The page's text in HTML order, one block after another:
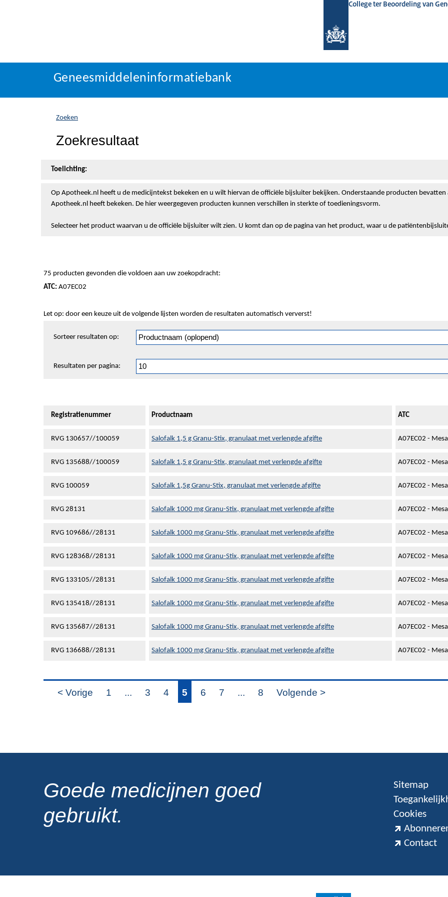
College ter Beoordeling van
Geneesmiddeleninformatiebank
U
zich
hier:
Geneesmiddeleninformatiebank
Zoeken
Zoekresultaat
Toelichting:
Op Apotheek.nl heeft u de medicijntekst bekeken en u wilt hiervan de officiële bijsluiter bekijken. Onderstaande producten
Apotheek.nl heeft bekeken. De hier weergegeven producten kunnen verschillen in sterkte of toedieningsvorm.
Selecteer het product waarvan u de officiële bijsluiter wilt zien. U komt dan op de pagina van het product, waar u de
75 producten gevonden die voldoen aan uw zoekopdracht:
ATC: A07EC02
Let op: door een keuze uit de volgende lijsten worden de resultaten automatisch ververst!
en
Sorteer resultaten op:
Resultaten per pagina:
Registratienummer Productnaam ATC
RVG 130657//100059 Salofalk 1,5 g Granu-Stix, granulaat met verlengde afgifte A07EC02 -
RVG 135688//100059 Salofalk 1,5 g Granu-Stix, granulaat met verlengde afgifte A07EC02 -
RVG 100059 Salofalk 1,5g Granu-Stix, granulaat met verlengde afgifte A07EC02 -
RVG 28131 Salofalk 1000 mg Granu-Stix, granulaat met verlengde afgifte A07EC02 -
RVG 109686//28131 Salofalk 1000 mg Granu-Stix, granulaat met verlengde afgifte A07EC02 -
RVG 128368//28131 Salofalk 1000 mg Granu-Stix, granulaat met verlengde afgifte A07EC02 -
RVG 133105//28131 Salofalk 1000 mg Granu-Stix, granulaat met verlengde afgifte A07EC02 -
RVG 135418//28131 Salofalk 1000 mg Granu-Stix, granulaat met verlengde afgifte A07EC02 -
RVG 135687//28131 Salofalk 1000 mg Granu-Stix, granulaat met verlengde afgifte A07EC02 -
RVG 136688//28131 Salofalk 1000 mg Granu-Stix, granulaat met verlengde afgifte A07EC02 -
< Vorige 1 ... 3 4 5 6 7 ... 8 Volgende >
Goede medicijnen goed
gebruikt.
Sitemap
Cookies
Contact